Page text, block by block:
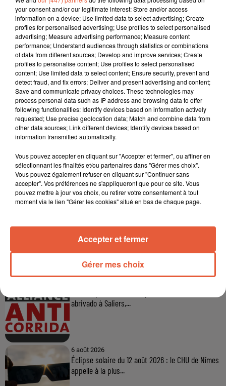
À LA UNE
abrivado à Saliers,...
6 août 2026
Éclipse solaire du 12 août 2026 : le CHU de Nîmes
appelle à la plus...
your consent and/or our legitimate interest: Store and/or access
information on a device; Use limited data to select advertising; Create
profiles for personalised advertising; Use profiles to select personalised
advertising; Measure advertising performance; Measure content
performance; Understand audiences through statistics or combinations
of data from different sources; Develop and improve services; Create
profiles to personalise content; Use profiles to select personalised
content; Use limited data to select content; Ensure security, prevent and
detect fraud, and fix errors; Deliver and present advertising and content;
Save and communicate privacy choices. These technologies may
process personal data such as IP address and browsing data to offer
following functionalities: Identify devices based on information actively
requested; Use precise geolocation data; Match and combine data from
other data sources; Link different devices; Identify devices based on
information transmitted automatically.
Vous pouvez accepter en cliquant sur "Accepter et fermer", ou affiner en
sélectionnant les finalités et/ou partenaires dans "Gérer mes choix".
Vous pouvez également refuser en cliquant sur "Continuer sans
accepter". Vos préférences ne s'appliqueront que pour ce site. Vous
pouvez mettre à jour vos choix, ou retirer votre consentement à tout
moment via le lien "Gérer les cookies" situé en bas de chaque page.
Gérer mes choix
Accepter et fermer